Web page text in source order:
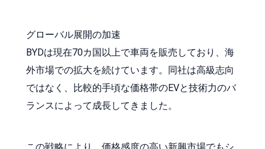
グローバル展開の加速
BYDは現在70カ国以上で車両を販売しており、海
外市場での拡大を続けています。同社は高級志向
ではなく、比較的手頃な価格帯のEVと技術力のバ
ランスによって成長してきました。